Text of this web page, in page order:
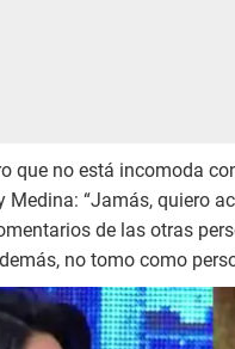
que no está incomoda
“Jamás, quiero
de las otras
no tomo como